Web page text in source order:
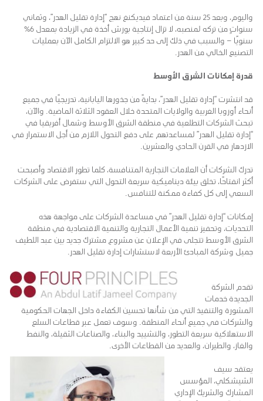
واليوم، وبعد 25 سنة من اعتماد فيديكنغ نهج “إدارة تقليل الهدر”، وثماني
سنواتٍ من تركه لمنصبه، لا تزال إنتاجية بورش أخذة في الزيادة بمعدل 6%
سنويًا – والسبب في ذلك إلى حد كبير هو الالتزام الكامل الآن بعمليات
التصنيع الخالي من الهدر.
قدرة إمكانات الشرق الأوسط
قد انتشرت “إدارة تقليل الهدر”، بدايةً من جذورها اليابانية، تدريجيًا في جميع
أنحاء أوروبا الغربية والولايات المتحدة خلال العقود الثلاثة الماضية. والآن،
تبحث الشركات التطلعية في منطقة الشرق الأوسط وشمال أفريقيا في
“إدارة تقليل الهدر” لمساعدتهم على دفع التحول اللازم من أجل الاستمرار في
الازدهار في القرن الحادي والعشرين.
تدرك الشركات أن العلامات التجارية المتنافسة، كلما تطور الاقتصاد وأصبحت
أكثر انفتاحًا، تخلق بيئة ديناميكية سريعة التحول التي ستفرض على الشركات
السعي إلى كل كفاءة ممكنة للتنافس.
إمكانات “إدارة تقليل الهدر” في مساعدة الشركات على مواجهة هذه
التحديات، وتحفيز تنمية الأعمال التجارية والتنمية الاقتصادية في منطقة
الشرق الأوسط تتجلى في الإعلان عن مشروع مشترك جديد بين عبد اللطيف
جميل وشركة المبادئ الأربعة لاستشارات إدارة تقليل الهدر.
تقدم الشركة
الجديدة خدمات
المشورة والتنفيذ التي من شأنها تحسين الكفاءة داخل الجهات الحكومية
والشركات في جميع أنحاء المنطقة. وسوف تعمل عبر قطاعات السلع
الاستهلاكية سريعة التطور، والتشييد والبناء، والصناعات الثقيلة، والنفط
والغاز، والطيران، والعديد من القطاعات الأخرى.
يعتقد سيف
الشيشكلي، المؤسس
المشارك والشريك الإداري